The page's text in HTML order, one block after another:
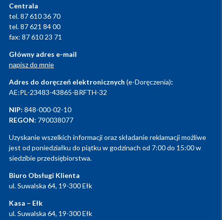
Centrala
tel. 87 610 36 70
tel. 87 621 84 00
fax: 87 610 23 71
Główny adres e-mail
napisz do mnie
Adres do doręczeń elektronicznych (e-Doręczenia):
AE:PL-23483-43865-BRFTH-32
NIP: 848-000-02-10
REGON: 790038077
Uzyskanie wszelkich informacji oraz składanie reklamacji możliwe
jest od poniedziałku do piątku w godzinach od 7:00 do 15:00 w
siedzibie przedsiębiorstwa.
Biuro Obsługi Klienta
ul. Suwalska 64, 19-300 Ełk
Kasa – Ełk
ul. Suwalska 64, 19-300 Ełk